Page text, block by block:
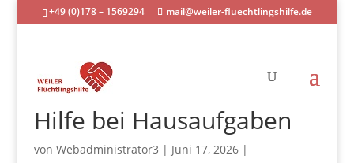
+49 (0)178 – 1569294 mail@weiler-fluechtlingshilfe.de
Hilfe bei Hausaufgaben
von Webadministrator3 | Juni 17, 2026|